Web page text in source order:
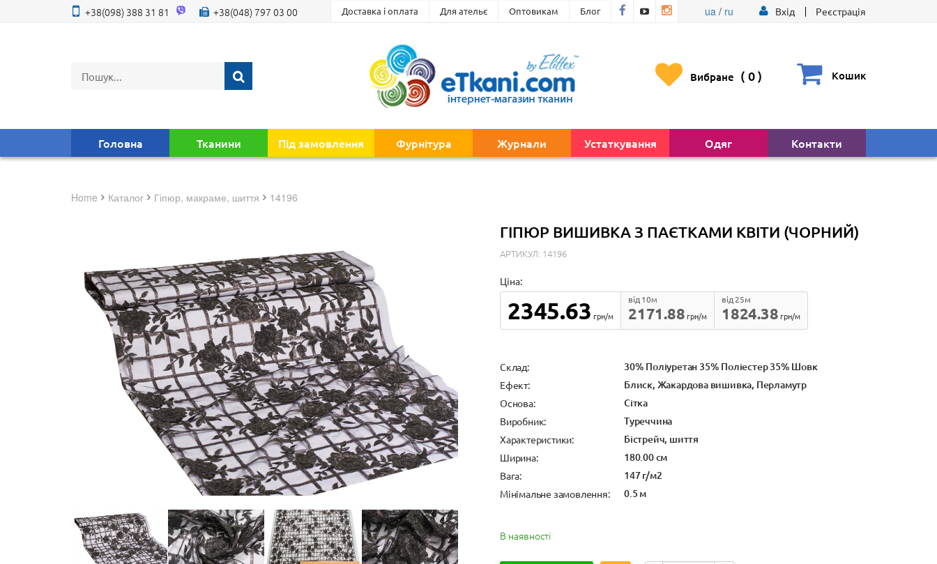
+38(098) 388 31 81 +38(048) 797 03 00 Доставка і оплата Для ательє Оптовикам Блог ua/ ru Вхід Реєстрація
Вибране ( 0) Кошик
Головна Тканини Під замовлення Фурнітура Журнали Устаткування Одяг Контакти
Home Каталог гіпюр, макраме, шиття 14196
ГІПЮР ВИШИВКА З ПАЄТКАМИ КВІТИ (ЧОРНИЙ)
АРТИКУЛ: 14196
Ціна:
2345.63 грн/м 2171.88
від 10м
грн/м
1824.38
від 25м
грн/м
Cклад: 30% Поліуретан 35% Поліестер 35% Шовк
Ефект: Блиск, Жакардова вишивка, Перламутр
Основа: Сітка
Виробник: Туреччина
Характеристики: Бістрейч, шиття
Ширина: 180.00 см
Вага: 147 г/м2
Мінімальне замовлення: 0.5 м
В наявності